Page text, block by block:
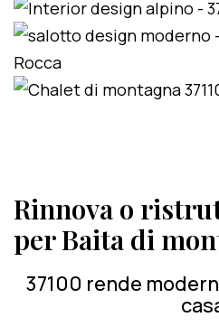
Rinnova o
per Baita di
37100 rende